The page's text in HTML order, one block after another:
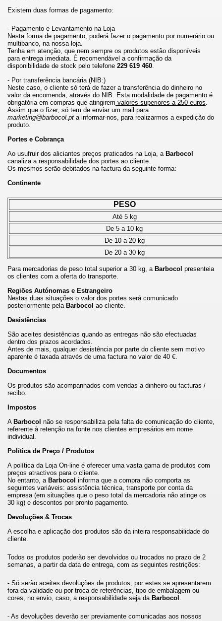
Existem duas formas de pagamento:
- Pagamento e Levantamento na Loja
Nesta forma de pagamento, poderá fazer o pagamento por numerário ou
multibanco, na nossa loja.
Tenha em atenção, que nem sempre os produtos estão disponíveis
para entrega imediata. É recomendável a confirmação da
disponibilidade de stock pelo telefone 229 619 460.
- Por transferência bancária (NIB:)
Neste caso, o cliente só terá de fazer a transferência do dinheiro no
valor da encomenda, através do NIB. Esta modalidade de pagamento é
obrigatória em compras que atingirem valores superiores a 250 euros.
Assim que o fizer, só tem de enviar um mail para
marketing@barbocol.pt a informar-nos, para realizarmos a expedição do
produto.
Portes e Cobrança
Ao usufruir dos aliciantes preços praticados na Loja, a Barbocol
canaliza a responsabilidade dos portes ao cliente.
Os mesmos serão debitados na factura da seguinte forma:
Continente
PESO
Até 5 kg
De 5 a 10 kg
De 10 a 20 kg
De 20 a 30 kg
Para mercadorias de peso total superior a 30 kg, a Barbocol presenteia
os clientes com a oferta do transporte.
Regiões Autónomas e Estrangeiro
Nestas duas situações o valor dos portes será comunicado
posteriormente pela Barbocol ao cliente.
Desistências
São aceites desistências quando as entregas não são efectuadas
dentro dos prazos acordados.
Antes de mais, qualquer desistência por parte do cliente sem motivo
aparente é taxada através de uma factura no valor de 40 €.
Documentos
Os produtos são acompanhados com vendas a dinheiro ou facturas /
recibo.
Impostos
A Barbocol não se responsabiliza pela falta de comunicação do cliente,
referente à retenção na fonte nos clientes empresários em nome
individual.
Política de Preço / Produtos
A política da Loja On-line é oferecer uma vasta gama de produtos com
preços atractivos para o cliente.
No entanto, a Barbocol informa que a compra não comporta as
seguintes variáveis: assistência técnica, transporte por conta da
empresa (em situações que o peso total da mercadoria não atinge os
30 kg) e descontos por pronto pagamento.
Devoluções & Trocas
A escolha e aplicação dos produtos são da inteira responsabilidade do
cliente.
Todos os produtos poderão ser devolvidos ou trocados no prazo de 2
semanas, a partir da data de entrega, com as seguintes restrições:
- Só serão aceites devoluções de produtos, por estes se apresentarem
fora da validade ou por troca de referências, tipo de embalagem ou
cores, no envio, caso, a responsabilidade seja da Barbocol .
- As devoluções deverão ser previamente comunicadas aos nossos